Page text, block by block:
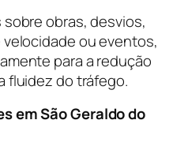
obras, desvios,
ou eventos,
para a redução
fluidez do tráfego.
em São Geraldo do